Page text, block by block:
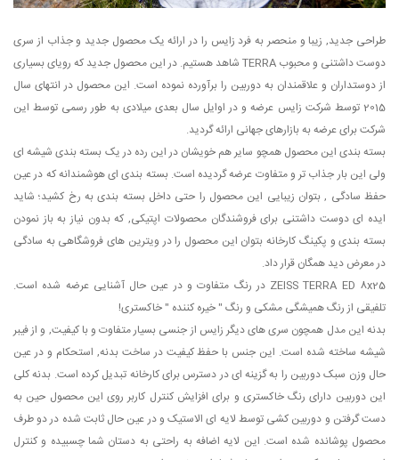
طراحی جدید, زیبا و منحصر به فرد زایس را در ارائه یک محصول جدید و جذاب از سری
دوست داشتنی و محبوب TERRA شاهد هستیم. در این محصول جدید که رویای بسیاری
از دوستداران و علاقمندان به دوربین را برآورده نموده است. این محصول در انتهای سال
2015 توسط شرکت زایس عرضه و در اوایل سال بعدی میلادی به طور رسمی توسط این
شرکت برای عرضه به بازارهای جهانی ارائه گردید.
بسته بندی این محصول همچو سایر هم خویشان در این رده در یک بسته بندی شیشه ای
ولی این بار جذاب تر و متفاوت عرضه گردیده است. بسته بندی ای هوشمندانه که در عین
حفظ سادگی , بتوان زیبایی این محصول را حتی داخل بسته بندی به رخ کشید؛ شاید
ایده ای دوست داشتنی برای فروشندگان محصولات اپتیکی, که بدون نیاز به باز نمودن
بسته بندی و پکینگ کارخانه بتوان این محصول را در ویترین های فروشگاهی به سادگی
در معرض دید همگان قرار داد.
ZEISS TERRA ED 8x25 در رنگ متفاوت و در عین حال آشنایی عرضه شده است.
تلفیقی از رنگ همیشگی مشکی و رنگ " خیره کننده " خاکستری!
بدنه این مدل همچون سری های دیگر زایس از جنسی بسیار متفاوت و با کیفیت, و از فیبر
شیشه ساخته شده است. این جنس با حفظ کیفیت در ساخت بدنه, استحکام و در عین
حال وزن سبک دوربین را به گزینه ای در دسترس برای کارخانه تبدیل کرده است. بدنه کلی
این دوربین دارای رنگ خاکستری و برای افزایش کنترل کاربر روی این محصول حین به
دست گرفتن و دوربین کشی توسط لایه ای الاستیک و در عین حال ثابت شده در دو طرف
محصول پوشانده شده است. این لایه اضافه به راحتی به دستان شما چسبیده و کنترل